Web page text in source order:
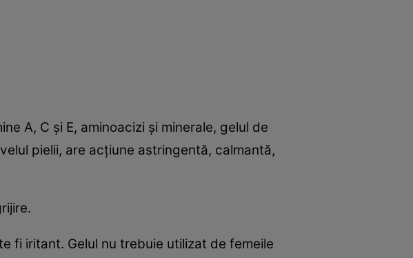
A, C şi E, aminoacizi şi minerale, gelul de
pielii, are acţiune astringentă, calmantă,
fi iritant. Gelul nu trebuie utilizat de femeile